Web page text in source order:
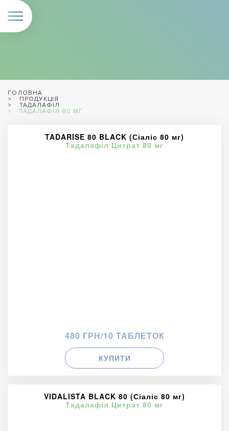
ГОЛОВНА
ПРОДУКЦІЯ
ТАДАЛАФІЛ
ТАДАЛАФІЛ 80 МГ
TADARISE 80 BLACK (Сіаліс 80 мг)
Тадалафіл Цитрат 80 мг
480 ГРН/10 ТАБЛЕТОК
КУПИТИ
VIDALISTA BLACK 80 (Сіаліс 80 мг)
Тадалафіл Цитрат 80 мг